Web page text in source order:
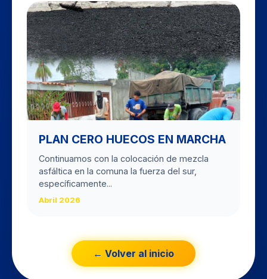
PLAN CERO HUECOS EN MARCHA
Continuamos con la colocación de mezcla
asfáltica en la comuna la fuerza del sur,
específicamente...
Abril 2026
← Volver al inicio